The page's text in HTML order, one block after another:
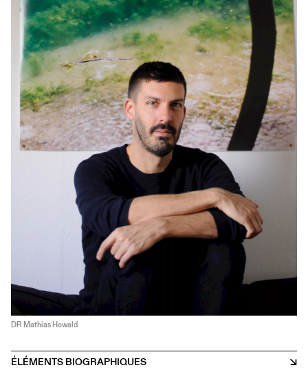
DR Mathias Howald
ÉLÉMENTS BIOGRAPHIQUES